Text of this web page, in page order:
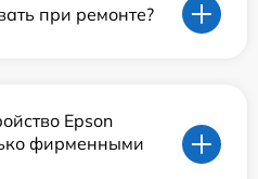
при ремонте?
Epson
фирменными